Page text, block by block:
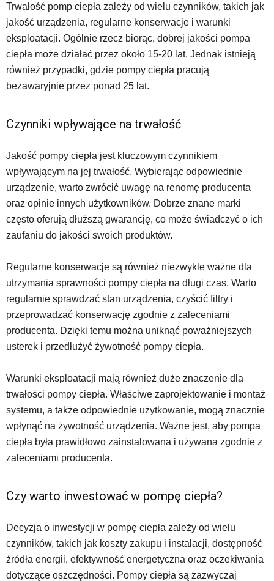
Trwałość pomp ciepła zależy od wielu czynników, takich jak
jakość urządzenia, regularne konserwacje i warunki
eksploatacji. Ogólnie rzecz biorąc, dobrej jakości pompa
ciepła może działać przez około 15-20 lat. Jednak istnieją
również przypadki, gdzie pompy ciepła pracują
bezawaryjnie przez ponad 25 lat.
Czynniki wpływające na trwałość
Jakość pompy ciepła jest kluczowym czynnikiem
wpływającym na jej trwałość. Wybierając odpowiednie
urządzenie, warto zwrócić uwagę na renomę producenta
oraz opinie innych użytkowników. Dobrze znane marki
często oferują dłuższą gwarancję, co może świadczyć o ich
zaufaniu do jakości swoich produktów.
Regularne konserwacje są również niezwykle ważne dla
utrzymania sprawności pompy ciepła na długi czas. Warto
regularnie sprawdzać stan urządzenia, czyścić filtry i
przeprowadzać konserwację zgodnie z zaleceniami
producenta. Dzięki temu można uniknąć poważniejszych
usterek i przedłużyć żywotność pompy ciepła.
Warunki eksploatacji mają również duże znaczenie dla
trwałości pompy ciepła. Właściwe zaprojektowanie i montaż
systemu, a także odpowiednie użytkowanie, mogą znacznie
wpłynąć na żywotność urządzenia. Ważne jest, aby pompa
ciepła była prawidłowo zainstalowana i używana zgodnie z
zaleceniami producenta.
Czy warto inwestować w pompę ciepła?
Decyzja o inwestycji w pompę ciepła zależy od wielu
czynników, takich jak koszty zakupu i instalacji, dostępność
źródła energii, efektywność energetyczna oraz oczekiwania
dotyczące oszczędności. Pompy ciepła są zazwyczaj